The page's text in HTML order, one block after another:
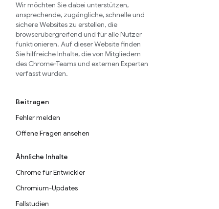
Wir möchten Sie dabei unterstützen,
ansprechende, zugängliche, schnelle und
sichere Websites zu erstellen, die
browserübergreifend und für alle Nutzer
funktionieren. Auf dieser Website finden
Sie hilfreiche Inhalte, die von Mitgliedern
des Chrome-Teams und externen Experten
verfasst wurden.
Beitragen
Fehler melden
Offene Fragen ansehen
Ähnliche Inhalte
Chrome für Entwickler
Chromium-Updates
Fallstudien